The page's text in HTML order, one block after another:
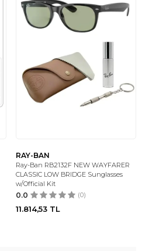
RAY-BAN
Ray-Ban RB2132F NEW WAYFARER
CLASSIC LOW BRIDGE Sunglasses
w/Official Kit
0.0 (0)
11.814,53 TL